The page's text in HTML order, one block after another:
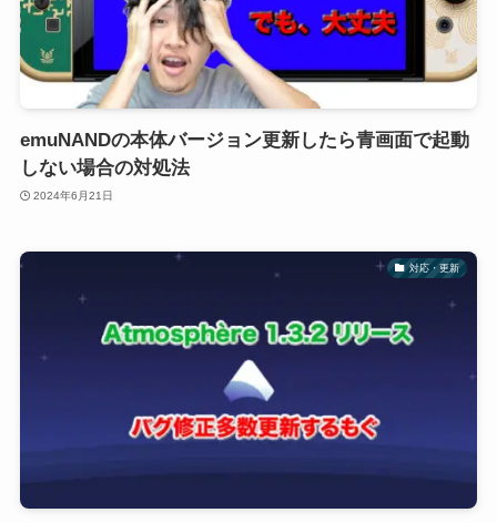
emuNANDの本体バージョン更新したら青画面で起動
しない場合の対処法
2024年6月21日
対応・更新